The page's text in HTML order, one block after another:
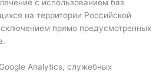
с использованием баз
на территории Российской
прямо предусмотренных
Analytics, служебных